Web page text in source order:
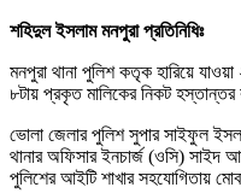
শহিদুল ইসলাম মনপুরা প্রতিনিধিঃ
মনপুরা থানা পুলিশ কতৃক হারিয়ে
৮টায় প্রকৃত মালিকের নিকট হস্তান্তর
ভোলা জেলার পুলিশ সুপার সাইফুল
থানার অফিসার ইনচার্জ (ওসি) সাইদ
পুলিশের আইটি শাখার সহযোগিতায়